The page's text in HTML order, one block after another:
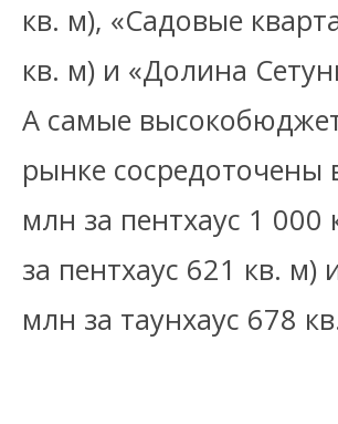
кв. м), «Садовые
кв. м) и «Долина
А самые
рынке сосредоточены
млн за пентхаус 1
за пентхаус 621 кв.
млн за таунхаус 678